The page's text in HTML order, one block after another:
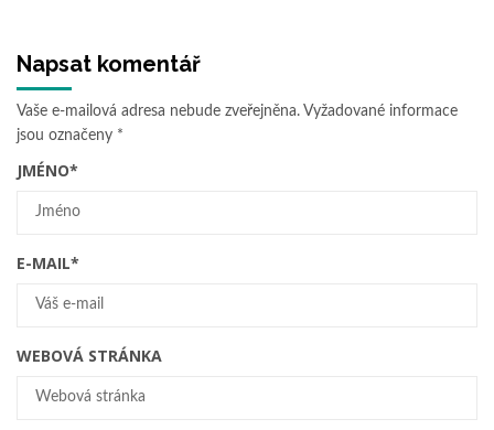
Napsat komentář
Vaše e-mailová adresa nebude zveřejněna. Vyžadované informace
jsou označeny *
JMÉNO*
E-MAIL*
WEBOVÁ STRÁNKA